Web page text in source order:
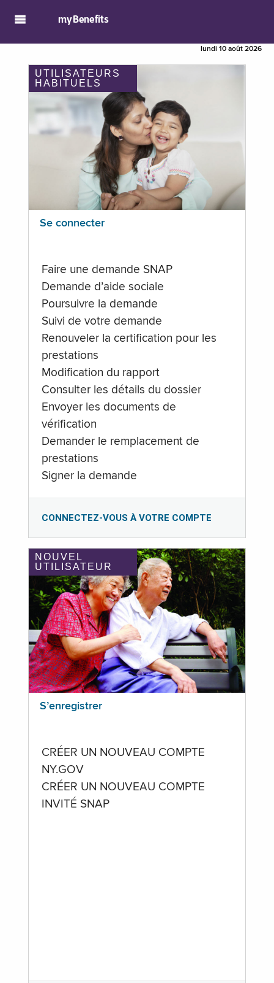
myBenefits
lundi 10 août 2026
UTILISATEURS
HABITUELS
Se connecter
Faire une demande SNAP
Demande d’aide sociale
Poursuivre la demande
Suivi de votre demande
Renouveler la certification pour les
prestations
Modification du rapport
Consulter les détails du dossier
Envoyer les documents de
vérification
Demander le remplacement de
prestations
Signer la demande
CONNECTEZ-VOUS À VOTRE COMPTE
NOUVEL
UTILISATEUR
S’enregistrer
CRÉER UN NOUVEAU COMPTE
NY.GOV
CRÉER UN NOUVEAU COMPTE
INVITÉ SNAP